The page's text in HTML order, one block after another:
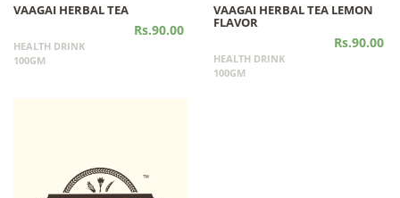
VAAGAI HERBAL TEA
Rs.90.00
HEALTH DRINK
100GM
VAAGAI HERBAL TEA LEMON
FLAVOR
Rs.90.00
HEALTH DRINK
100GM